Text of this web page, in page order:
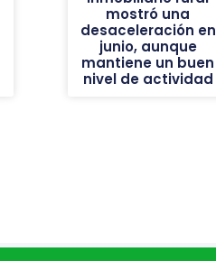
mostró una
desaceleración en
junio, aunque
mantiene un buen
nivel de actividad